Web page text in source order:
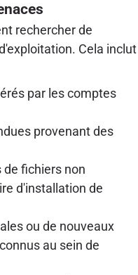
rechercher de
Cela inclut
par les comptes
provenant des
fichiers non
d'installation de
ou de nouveaux
au sein de